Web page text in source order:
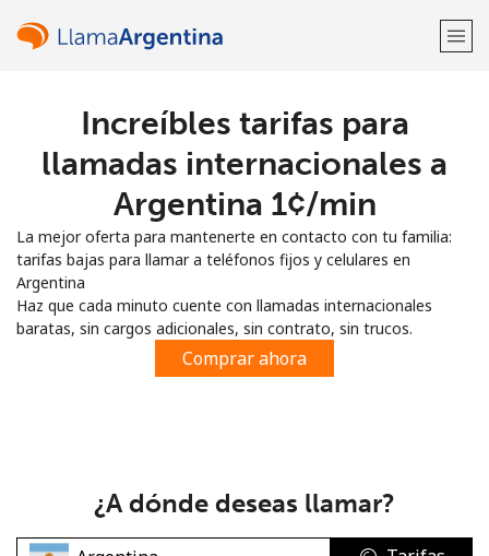
¡Bienvenido!
Regístrate con
o
Increíbles tarifas para
llamadas internacionales a
Argentina ⁦1¢⁩/min
La mejor oferta para mantenerte en contacto con tu familia:
tarifas bajas para llamar a teléfonos fijos y celulares en
Argentina
Haz que cada minuto cuente con llamadas internacionales
baratas, sin cargos adicionales, sin contrato, sin trucos.
Comprar ahora
¿A dónde deseas llamar?